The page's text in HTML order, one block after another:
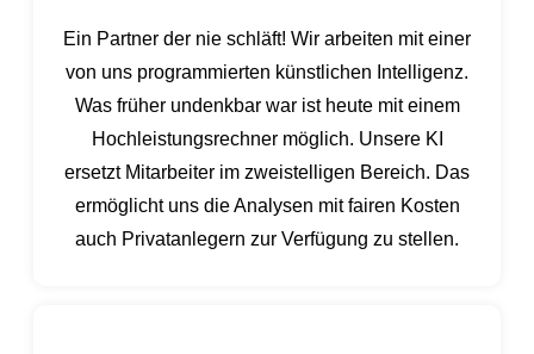
Ein Partner der nie schläft! Wir arbeiten mit einer
von uns programmierten künstlichen Intelligenz.
Was früher undenkbar war ist heute mit einem
Hochleistungsrechner möglich. Unsere KI
ersetzt Mitarbeiter im zweistelligen Bereich. Das
ermöglicht uns die Analysen mit fairen Kosten
auch Privatanlegern zur Verfügung zu stellen.